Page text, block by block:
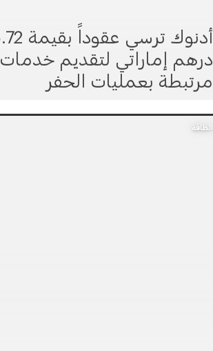
درهم إماراتي لتقديم خدمات
مرتبطة بعمليات الحفر
الطاقة